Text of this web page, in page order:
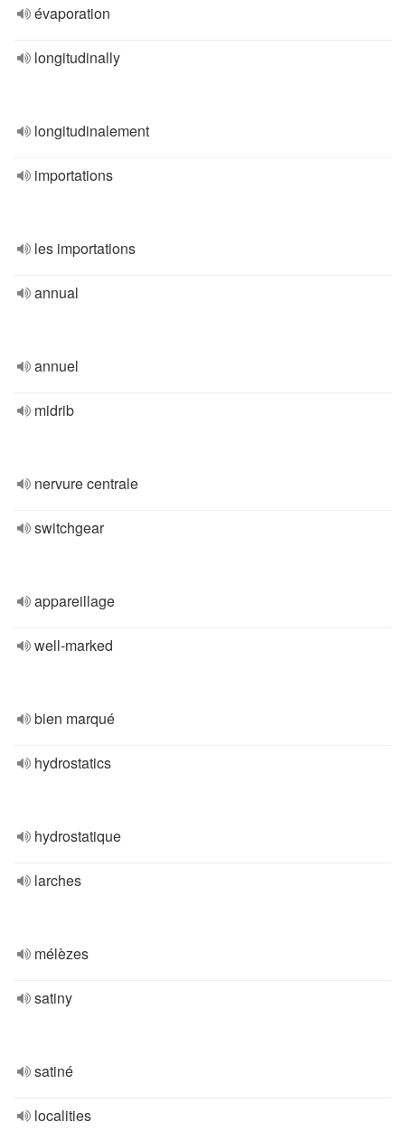
évaporation
longitudinally
longitudinalement
importations
les importations
annual
annuel
midrib
nervure centrale
switchgear
appareillage
well-marked
bien marqué
hydrostatics
hydrostatique
larches
mélèzes
satiny
satiné
localities